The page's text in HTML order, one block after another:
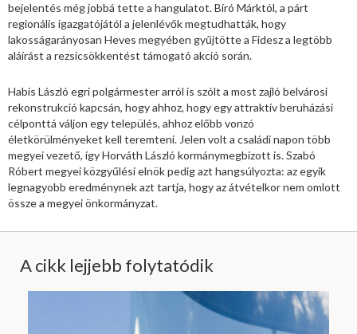
bejelentés még jobbá tette a hangulatot. Bíró Márktól, a párt
regionális igazgatójától a jelenlévők megtudhatták, hogy
lakosságarányosan Heves megyében gyűjtötte a Fidesz a legtöbb
aláírást a rezsicsökkentést támogató akció során.
Habis László egri polgármester arról is szólt a most zajló belvárosi
rekonstrukció kapcsán, hogy ahhoz, hogy egy attraktív beruházási
célponttá váljon egy település, ahhoz előbb vonzó
életkörülményeket kell teremteni. Jelen volt a családi napon több
megyei vezető, így Horváth László kormánymegbízott is. Szabó
Róbert megyei közgyűlési elnök pedig azt hangsúlyozta: az egyik
legnagyobb eredménynek azt tartja, hogy az átvételkor nem omlott
össze a megyei önkormányzat.
A cikk lejjebb folytatódik